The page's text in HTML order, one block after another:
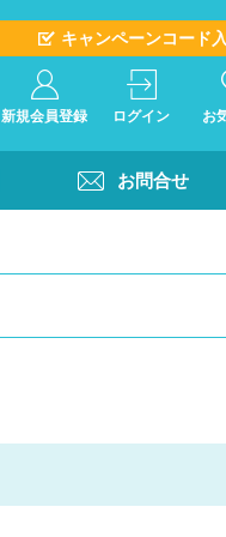
キャンペーンコード
新規会員登録 ログイン お
お問合せ